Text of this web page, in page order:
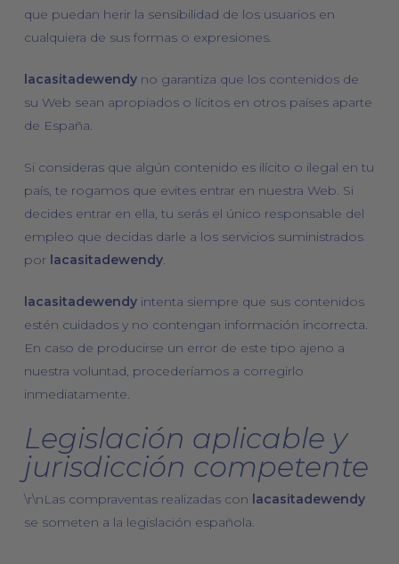
que puedan herir la sensibilidad de los usuarios en
cualquiera de sus formas o expresiones.
lacasitadewendyno garantiza que los contenidos de
su Web sean apropiados o lícitos en otros países aparte
de España.
Si consideras que algún contenido es ilícito o ilegal en tu
país, te rogamos que evites entrar en nuestra Web. Si
decides entrar en ella, tu serás el único responsable del
empleo que decidas darle a los servicios suministrados
por lacasitadewendy.
lacasitadewendyintenta siempre que sus contenidos
estén cuidados y no contengan información incorrecta.
En caso de producirse un error de este tipo ajeno a
nuestra voluntad, procederíamos a corregirlo
inmediatamente.
Legislación aplicable y
jurisdicción competente
\r\nLas compraventas realizadas con lacasitadewendy
se someten a la legislación española.